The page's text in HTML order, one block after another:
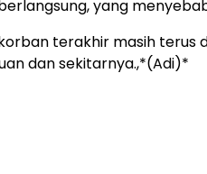
yang
terakhir masih
dan sekitarnya.,*(Adi)*